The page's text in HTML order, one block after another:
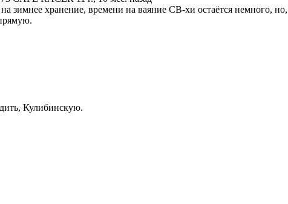
зимнее хранение, времени на ваяние СВ-хи остаётся немного,
Кулибинскую.